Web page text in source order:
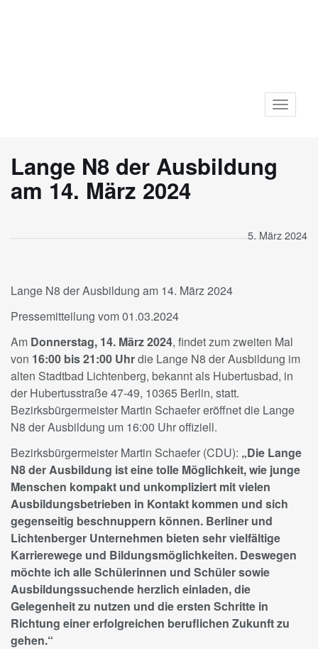
Toggle
Lange N8 der Ausbildung
am 14. März 2024
5. März 2024
Lange N8 der Ausbildung am 14. März 2024
Pressemitteilung vom 01.03.2024
Am Donnerstag, 14. März 2024, findet zum zweiten Mal
von 16:00 bis 21:00 Uhrdie Lange N8 der Ausbildung im
alten Stadtbad Lichtenberg, bekannt als Hubertusbad, in
der Hubertusstraße 47-49, 10365 Berlin, statt.
Bezirksbürgermeister Martin Schaefer eröffnet die Lange
N8 der Ausbildung um 16:00 Uhr offiziell.
Bezirksbürgermeister Martin Schaefer (CDU): „Die Lange
N8 der Ausbildung ist eine tolle Möglichkeit, wie junge
Menschen kompakt und unkompliziert mit vielen
Ausbildungsbetrieben in Kontakt kommen und sich
gegenseitig beschnuppern können. Berliner und
Lichtenberger Unternehmen bieten sehr vielfältige
Karrierewege und Bildungsmöglichkeiten. Deswegen
möchte ich alle Schülerinnen und Schüler sowie
Ausbildungssuchende herzlich einladen, die
Gelegenheit zu nutzen und die ersten Schritte in
Richtung einer erfolgreichen beruflichen Zukunft zu
gehen.“